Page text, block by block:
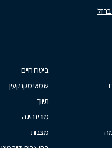
ביטוח חיים
שמאי מקרקעין
תיווך
מורי נהיגה
מצבות